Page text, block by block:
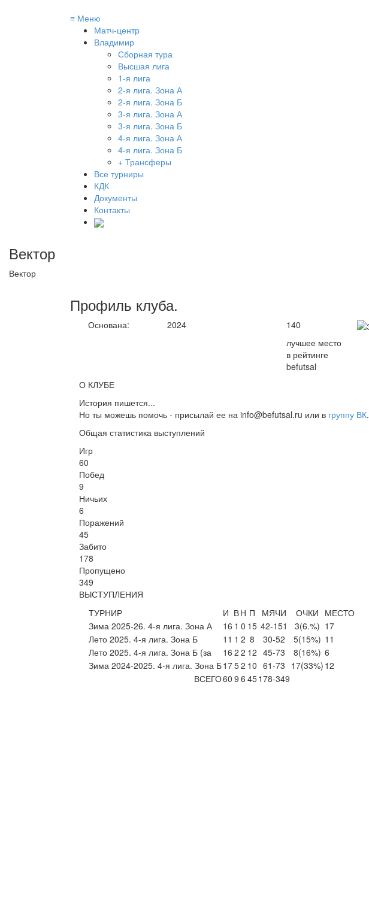
≡ Меню
Матч-центр
Владимир
Сборная тура
Высшая лига
1-я лига
2-я лига. Зона А
2-я лига. Зона Б
3-я лига. Зона А
3-я лига. Зона Б
4-я лига. Зона А
4-я лига. Зона Б
+ Трансферы
Все турниры
КДК
Документы
Контакты
Вектор
Вектор
Профиль клуба.
Основана: 2024
140
лучшее место
в рейтинге
befutsal
О КЛУБЕ
История пишется...
Но ты можешь помочь - присылай ее на info@befutsal.ru или в группу ВК.
Общая статистика выступлений
Игр
60
Побед
9
Ничьих
6
Поражений
45
Забито
178
Пропущено
349
ВЫСТУПЛЕНИЯ
ТУРНИР
И ВН П МЯЧИ ОЧКИ МЕСТО
Зима 2025-26. 4-я лига. Зона А
16 1 0 15 42-151 3(6.%) 17
Лето 2025. 4-я лига. Зона Б
11 1 2 8 30-52 5(15%) 11
Лето 2025. 4-я лига. Зона Б (за
16 2 2 12 45-73 8(16%) 6
Зима 2024-2025. 4-я лига. Зона Б1752 10 61-73 17(33%) 12
ВСЕГО60 9 6 45178-349